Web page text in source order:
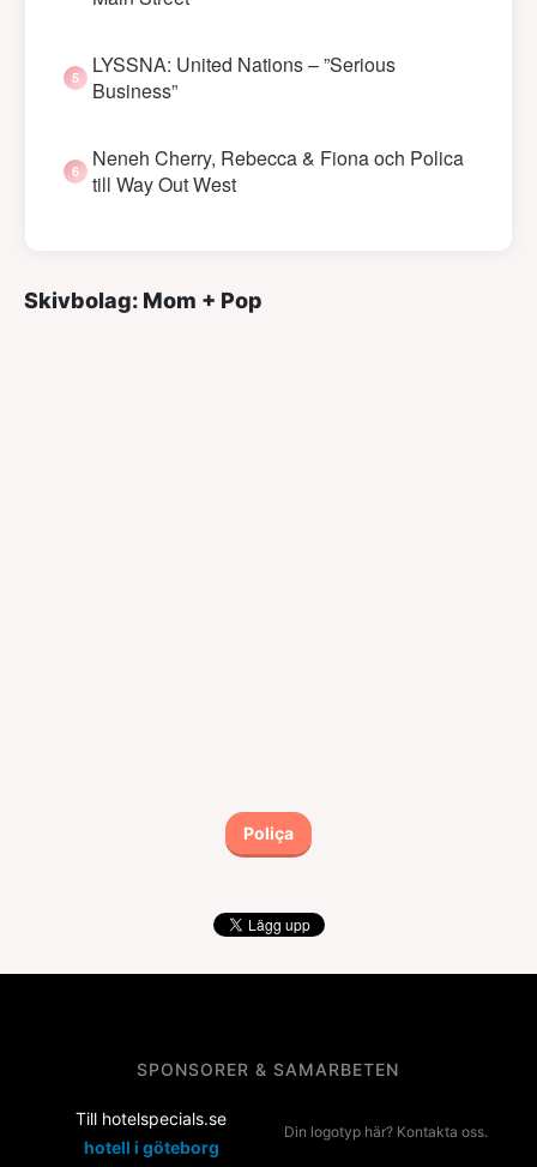
LYSSNA: United Nations – ”Serious
Business”
Neneh Cherry, Rebecca & Fiona och Polica
till Way Out West
Skivbolag: Mom + Pop
Poliça
SPONSORER & SAMARBETEN
Till hotelspecials.se
hotell i göteborg
Din logotyp här? Kontakta oss.